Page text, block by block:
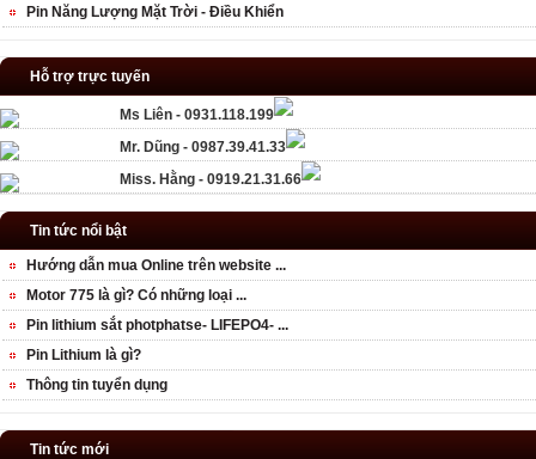
Pin Năng Lượng Mặt Trời - Điều Khiển
Hỗ trợ trực tuyến
Ms Liên - 0931.118.199
Mr. Dũng - 0987.39.41.33
Miss. Hằng - 0919.21.31.66
Tin tức nổi bật
Hướng dẫn mua Online trên website ...
Motor 775 là gì? Có những loại ...
Pin lithium sắt photphatse- LIFEPO4- ...
Pin Lithium là gì?
Thông tin tuyển dụng
Tin tức mới